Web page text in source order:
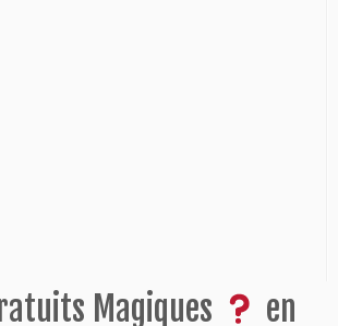
Magiques
en